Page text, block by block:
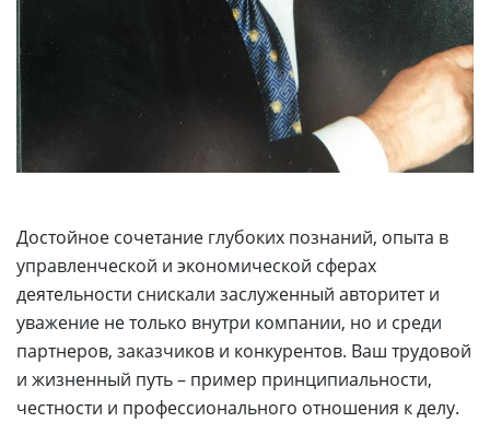
Достойное сочетание глубоких познаний, опыта в
управленческой и экономической сферах
деятельности снискали заслуженный авторитет и
уважение не только внутри компании, но и среди
партнеров, заказчиков и конкурентов. Ваш трудовой
и жизненный путь – пример принципиальности,
честности и профессионального отношения к делу.